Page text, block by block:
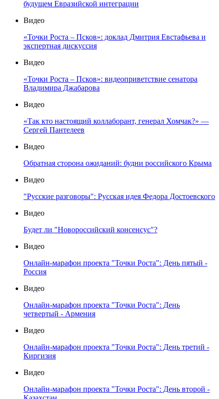
будущем Евразийской интеграции
Видео
«Точки Роста – Псков»: доклад Дмитрия Евстафьева и
экспертная дискуссия
Видео
«Точки Роста – Псков»: видеоприветствие сенатора
Владимира Джабарова
Видео
«Так кто настоящий коллаборант, генерал Хомчак?» —
Сергей Пантелеев
Видео
Обратная сторона ожиданий: будни российского Крыма
Видео
"Русские разговоры": Русская идея Федора Достоевского
Видео
Будет ли "Новороссийский консенсус"?
Видео
Онлайн-марафон проекта "Точки Роста": День пятый -
Россия
Видео
Онлайн-марафон проекта "Точки Роста": День
четвертый - Армения
Видео
Онлайн-марафон проекта "Точки Роста": День третий -
Киргизия
Видео
Онлайн-марафон проекта "Точки Роста": День второй -